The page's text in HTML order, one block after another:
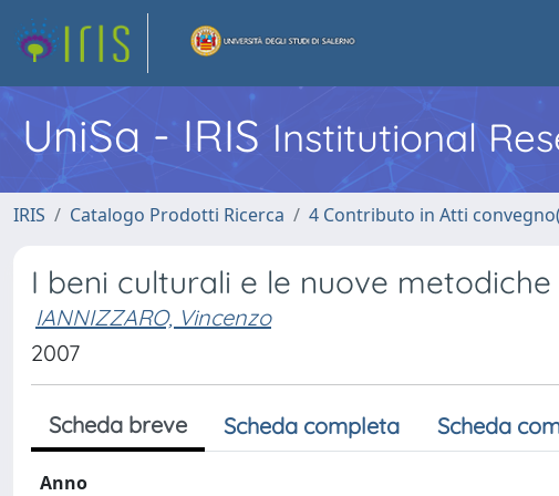
UniSa - IRIS Institutional
IRIS Catalogo Prodotti Ricerca 4 Contributo in Atti
I beni culturali e le nuove
IANNIZZARO, Vincenzo
2007
Scheda breve Scheda completa Scheda
Anno